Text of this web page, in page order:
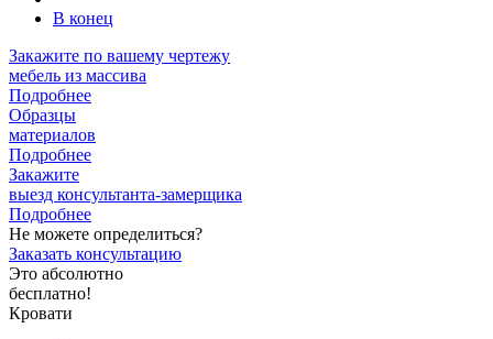
В конец
Закажите по вашему чертежу
мебель из массива
Подробнее
Образцы
материалов
Подробнее
Закажите
выезд консультанта-замерщика
Подробнее
Не можете определиться?
Заказать консультацию
Это абсолютно
бесплатно!
Кровати